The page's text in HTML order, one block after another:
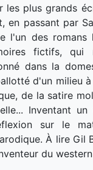
les plus grands
en passant par
l'un des
fictifs, qui
dans la
d'un milieu
de la satire
Inventant
sur le
À lire Gil
du